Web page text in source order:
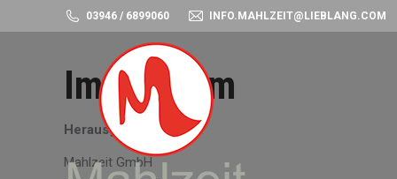
03946 / 6899060 INFO.MAHLZEIT@LIEBLANG.COM
Impressum
Herausgeber
Mahlzeit GmbH